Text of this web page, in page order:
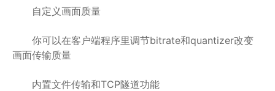
自定义画面质量
你可以在客户端程序里调节bitrate和quantizer改变
画面传输质量
内置文件传输和TCP隧道功能